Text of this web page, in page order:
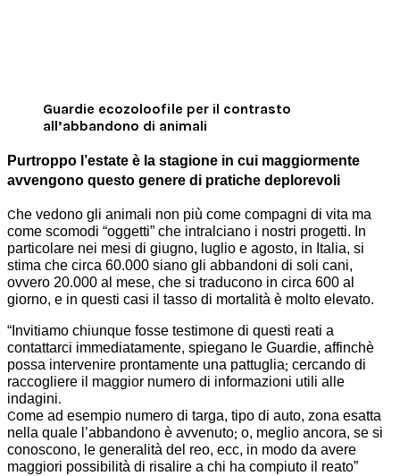
Guardie ecozoloofile per il contrasto
all’abbandono di animali
Purtroppo l’estate è la stagione in cui maggiormente
avvengono questo genere di pratiche deplorevoli
Che vedono gli animali non più come compagni di vita ma
come scomodi “oggetti” che intralciano i nostri progetti. In
particolare nei mesi di giugno, luglio e agosto, in Italia, si
stima che circa 60.000 siano gli abbandoni di soli cani,
ovvero 20.000 al mese, che si traducono in circa 600 al
giorno, e in questi casi il tasso di mortalità è molto elevato.
“Invitiamo chiunque fosse testimone di questi reati a
contattarci immediatamente, spiegano le Guardie, affinchè
possa intervenire prontamente una pattuglia; cercando di
raccogliere il maggior numero di informazioni utili alle
indagini.
Come ad esempio numero di targa, tipo di auto, zona esatta
nella quale l’abbandono è avvenuto; o, meglio ancora, se si
conoscono, le generalità del reo, ecc, in modo da avere
maggiori possibilità di risalire a chi ha compiuto il reato”